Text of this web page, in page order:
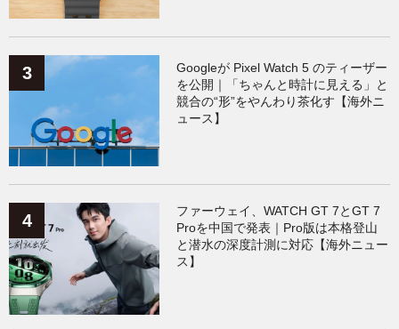
Googleが Pixel Watch 5 のティーザー
を公開｜「ちゃんと時計に見える」と
競合の“形”をやんわり茶化す【海外ニ
ュース】
ファーウェイ、WATCH GT 7とGT 7
Proを中国で発表｜Pro版は本格登山
と潜水の深度計測に対応【海外ニュー
ス】